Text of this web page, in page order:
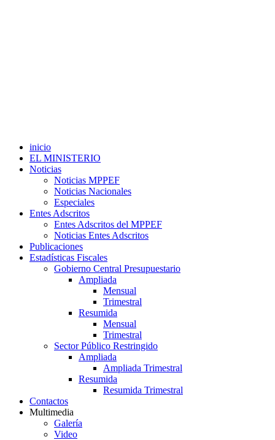
inicio
EL MINISTERIO
Noticias
Noticias MPPEF
Noticias Nacionales
Especiales
Entes Adscritos
Entes Adscritos del MPPEF
Noticias Entes Adscritos
Publicaciones
Estadísticas Fiscales
Gobierno Central Presupuestario
Ampliada
Mensual
Trimestral
Resumida
Mensual
Trimestral
Sector Público Restringido
Ampliada
Ampliada Trimestral
Resumida
Resumida Trimestral
Contactos
Multimedia
Galería
Video